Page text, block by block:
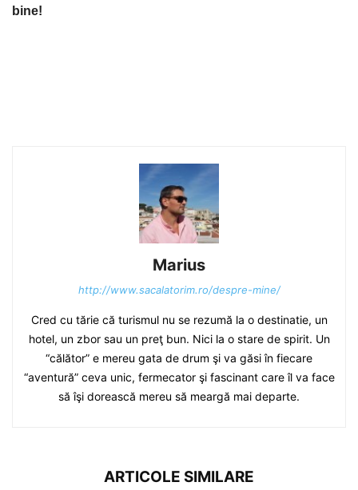
bine!
Marius
http://www.sacalatorim.ro/despre-mine/
Cred cu tărie că turismul nu se rezumă la o destinatie, un
hotel, un zbor sau un preţ bun. Nici la o stare de spirit. Un
“călător” e mereu gata de drum şi va găsi în fiecare
“aventură” ceva unic, fermecator şi fascinant care îl va face
să îşi dorească mereu să meargă mai departe.
ARTICOLE SIMILARE